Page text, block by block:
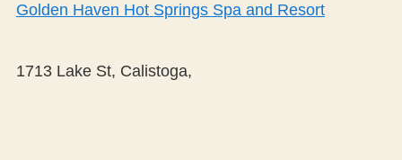
Golden Haven Hot Springs Spa and Resort
1713 Lake St, Calistoga,